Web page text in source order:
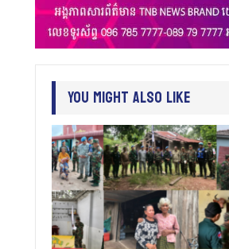
You Might Also Like